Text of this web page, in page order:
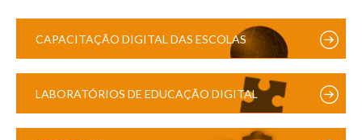
CAPACITAÇÃO DIGITAL DAS ESCOLAS
LABORATÓRIOS DE EDUCAÇÃO DIGITAL